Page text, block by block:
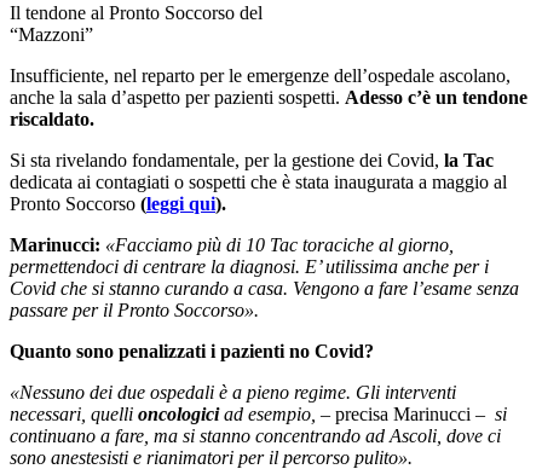
Il tendone al Pronto Soccorso del
“Mazzoni”
Insufficiente, nel reparto per le emergenze dell’ospedale ascolano,
anche la sala d’aspetto per pazienti sospetti. Adesso c’è un tendone
riscaldato.
Si sta rivelando fondamentale, per la gestione dei Covid, la Tac
dedicata ai contagiati o sospetti che è stata inaugurata a maggio al
Pronto Soccorso (leggi qui).
Marinucci: «Facciamo più di 10 Tac toraciche al giorno,
permettendoci di centrare la diagnosi. E’ utilissima anche per i
Covid che si stanno curando a casa. Vengono a fare l’esame senza
passare per il Pronto Soccorso».
Quanto sono penalizzati i pazienti no Covid?
«Nessuno dei due ospedali è a pieno regime. Gli interventi
necessari, quelli oncologiciad esempio, – precisa Marinucci – si
continuano a fare, ma si stanno concentrando ad Ascoli, dove ci
sono anestesisti e rianimatori per il percorso pulito».